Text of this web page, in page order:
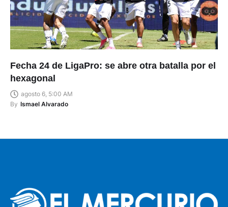
Fecha 24 de LigaPro: se abre otra batalla por el
hexagonal
agosto 6, 5:00 AM
By Ismael Alvarado